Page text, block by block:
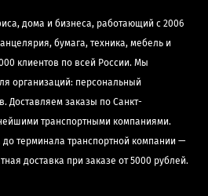
дома и бизнеса, работающий с 2006
бумага, техника, мебель и
клиентов по всей России. Мы
организаций: персональный
Доставляем заказы по Санкт-
транспортными компаниями.
терминала транспортной компании —
доставка при заказе от 5000 рублей.